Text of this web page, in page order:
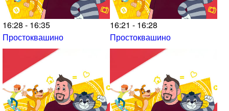
16:28 - 16:35
Простоквашино
16:21 - 16:28
Простоквашино